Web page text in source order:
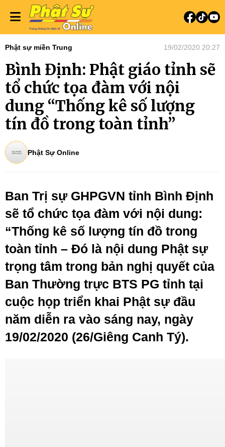
Phật sự miền Trung 19/02/2020 20:27
Bình Định: Phật giáo tỉnh sẽ
tổ chức tọa đàm với nội
dung “Thống kê số lượng
tín đồ trong toàn tỉnh”
Phật Sự Online
Ban Trị sự GHPGVN tỉnh Bình Định
sẽ tổ chức tọa đàm với nội dung:
“Thống kê số lượng tín đồ trong
toàn tỉnh – Đó là nội dung Phật sự
trọng tâm trong bản nghị quyết của
Ban Thường trực BTS PG tỉnh tại
cuộc họp triển khai Phật sự đầu
năm diễn ra vào sáng nay, ngày
19/02/2020 (26/Giêng Canh Tý).